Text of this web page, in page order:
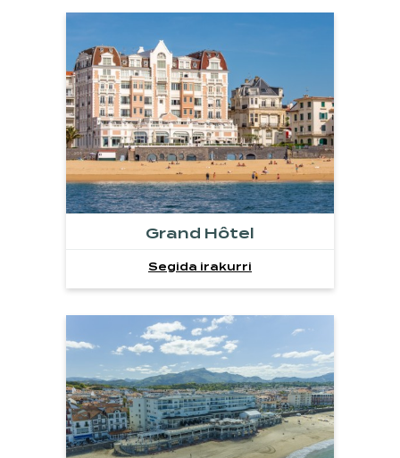
Grand Hôtel
Segida irakurri